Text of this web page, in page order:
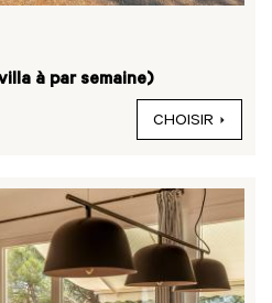
à par semaine)
CHOISIR